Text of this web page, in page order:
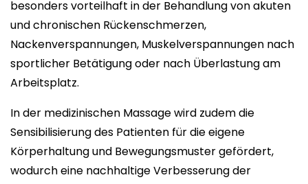
besonders vorteilhaft in der Behandlung von akuten
und chronischen Rückenschmerzen,
Nackenverspannungen, Muskelverspannungen nach
sportlicher Betätigung oder nach Überlastung am
Arbeitsplatz.
In der medizinischen Massage wird zudem die
Sensibilisierung des Patienten für die eigene
Körperhaltung und Bewegungsmuster gefördert,
wodurch eine nachhaltige Verbesserung der